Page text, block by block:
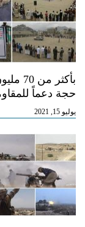
حجة دعماً
يوليو 15, 2021